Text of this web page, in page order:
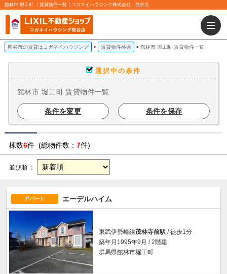
館林市 堀工町 ｜賃貸物件一覧｜コガネイハウジング株式会社 熊谷店
熊谷市の賃貸はコガネイハウジング 賃貸物件検索 館林市 堀工町 賃貸物件一覧
選択中の条件
館林市 堀工町 賃貸物件一覧
条件を変更 条件を保存
棟数6件 (総物件数： 7件)
並び順 ：
アパート エーデルハイム
東武伊勢崎線茂林寺前駅 / 徒歩1分
築年月1995年9月 / 2階建
群馬県館林市堀工町